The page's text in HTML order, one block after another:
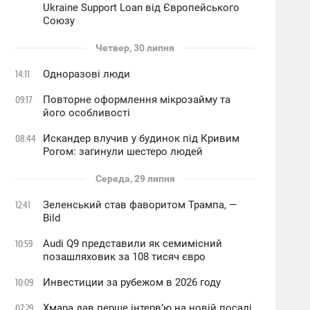
Ukraine Support Loan від Європейського
Союзу
Четвер, 30 липня
14:11 Одноразові люди
09:17
Повторне оформлення мікрозайму та
його особливості
08:44
Искандер влучив у будинок під Кривим
Рогом: загинули шестеро людей
Середа, 29 липня
12:41
Зеленський став фаворитом Трампа, —
Bild
10:59
Audi Q9 представили як семимісний
позашляховик за 108 тисяч євро
10:09 Инвестиции за рубежом в 2026 году